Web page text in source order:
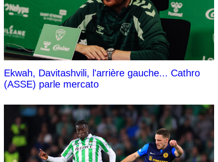
Ekwah, Davitashvili, l'arrière gauche... Cathro
(ASSE) parle mercato